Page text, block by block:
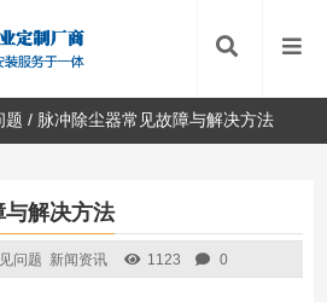
题 / 脉冲除尘器常见故障与解决方法
解决方法
问题 新闻资讯 1123 0